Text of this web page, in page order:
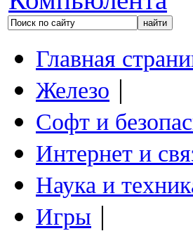
Главная
Железо |
Софт и
Интернет и
Наука и
Игры |